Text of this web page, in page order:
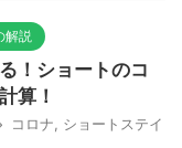
解説
！ショートのコ
算！
コロナ ショートステイ